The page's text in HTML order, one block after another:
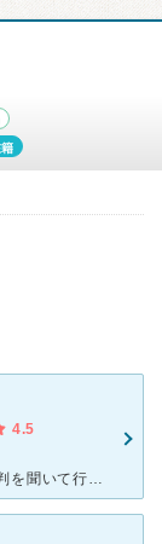
4.5
子供のアレルギー性鼻炎で診察に行きました。評判を聞いて行ったのですが、さすがに混んでいました。先生は話しやすく、気さくで緊張していた子供もリラックスして診察を受けられました。アレルギーの種類を検査する